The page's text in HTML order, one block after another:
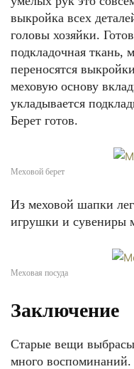
выкройка всех
головы хозяйки.
подкладочная
переносятся
меховую основу
укладывается
Берет готов.
Меховой берет
Из меховой шапки
игрушки и сувениры
Меховая посуда
Заключение
Старые вещи
много